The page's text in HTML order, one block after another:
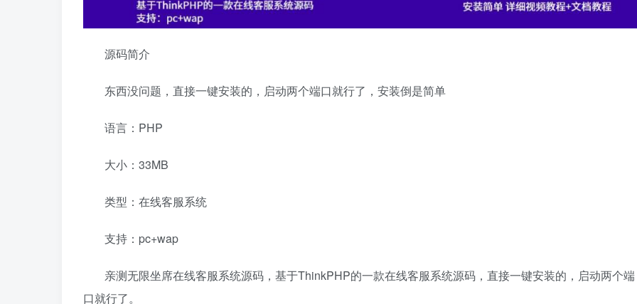
源码简介
东西没问题，直接一键安装的，启动两个端口就行了，安装倒是简单
语言：PHP
大小：33MB
类型：在线客服系统
支持：pc+wap
亲测无限坐席在线客服系统源码，基于ThinkPHP的一款在线客服系统源码，直接一键安装的，启动两个端
口就行了。